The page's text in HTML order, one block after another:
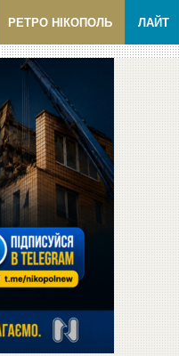
РЕТРО НІКОПОЛЬ ЛАЙТ